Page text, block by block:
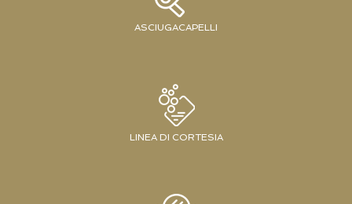
ASCIUGACAPELLI
LINEA DI CORTESIA